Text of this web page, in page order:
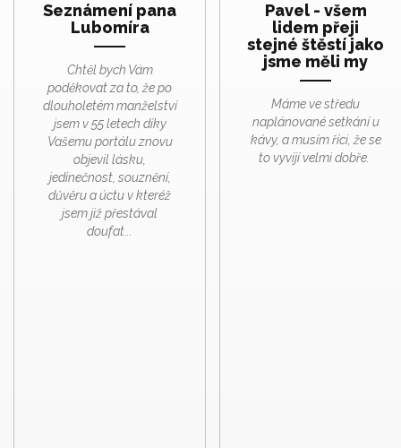
Seznámení pana
Lubomíra
Chtěl bych Vám
poděkovat za to, že po
dlouholetém manželství
jsem v 55 letech díky
Vašemu portálu znovu
objevil lásku,
jedinečnost, souznění,
důvěru a úctu v kteréž
jsem již přestával
doufat...
Pavel - všem
lidem přeji
stejné štěstí jako
jsme měli my
Máme ve středu
naplánované setkání u
kávy, a musím říci, že se
to vyvíjí velmi dobře.